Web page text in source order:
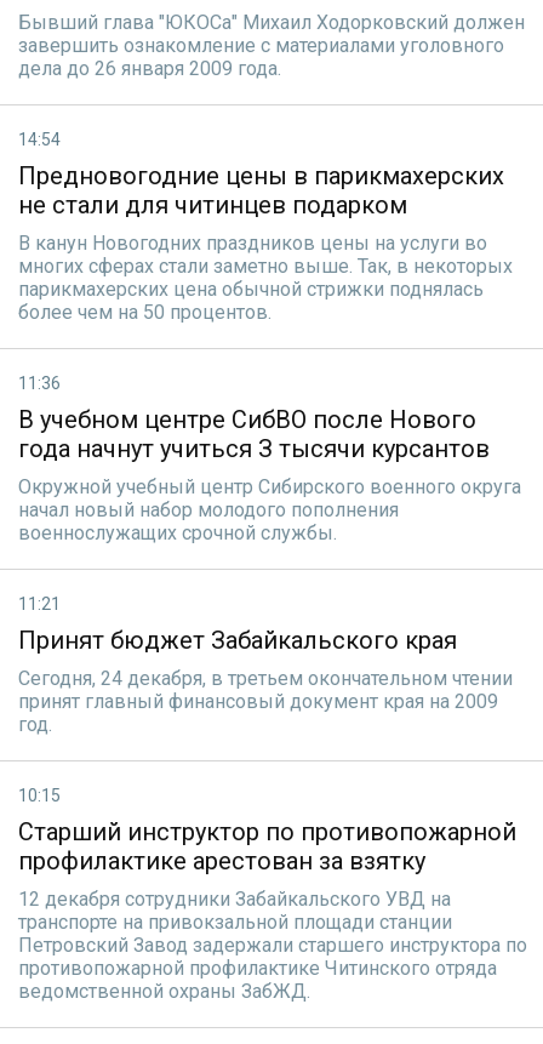
Бывший глава "ЮКОСа" Михаил Ходорковский должен
завершить ознакомление с материалами уголовного
дела до 26 января 2009 года.
14:54
Предновогодние цены в парикмахерских
не стали для читинцев подарком
В канун Новогодних праздников цены на услуги во
многих сферах стали заметно выше. Так, в некоторых
парикмахерских цена обычной стрижки поднялась
более чем на 50 процентов.
11:36
В учебном центре СибВО после Нового
года начнут учиться З тысячи курсантов
Окружной учебный центр Сибирского военного округа
начал новый набор молодого пополнения
военнослужащих срочной службы.
11:21
Принят бюджет Забайкальского края
Сегодня, 24 декабря, в третьем окончательном чтении
принят главный финансовый документ края на 2009
год.
10:15
Старший инструктор по противопожарной
профилактике арестован за взятку
12 декабря сотрудники Забайкальского УВД на
транспорте на привокзальной площади станции
Петровский Завод задержали старшего инструктора по
противопожарной профилактике Читинского отряда
ведомственной охраны ЗабЖД.